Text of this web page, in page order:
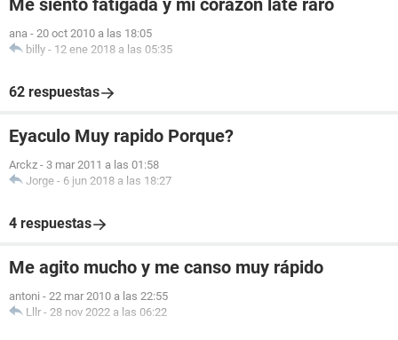
Me siento fatigada y mi corazon late raro
ana - 20 oct 2010 a las 18:05
billy - 12 ene 2018 a las 05:35
62 respuestas
Eyaculo Muy rapido Porque?
Arckz - 3 mar 2011 a las 01:58
Jorge - 6 jun 2018 a las 18:27
4 respuestas
Me agito mucho y me canso muy rápido
antoni - 22 mar 2010 a las 22:55
Lllr - 28 nov 2022 a las 06:22